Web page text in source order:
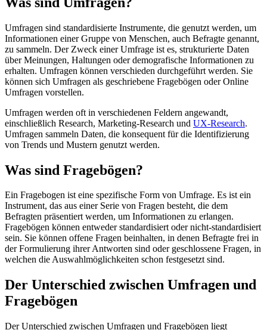
Umfragen sind standardisierte Instrumente, die genutzt werden, um
Informationen einer Gruppe von Menschen, auch Befragte genannt,
zu sammeln. Der Zweck einer Umfrage ist es, strukturierte Daten
über Meinungen, Haltungen oder demografische Informationen zu
erhalten. Umfragen können verschieden durchgeführt werden. Sie
können sich Umfragen als geschriebene Fragebögen oder Online
Umfragen vorstellen.
Umfragen werden oft in verschiedenen Feldern angewandt,
einschließlich Research, Marketing-Research und UX-Research.
Umfragen sammeln Daten, die konsequent für die Identifizierung
von Trends und Mustern genutzt werden.
Was sind Fragebögen?
Ein Fragebogen ist eine spezifische Form von Umfrage. Es ist ein
Instrument, das aus einer Serie von Fragen besteht, die dem
Befragten präsentiert werden, um Informationen zu erlangen.
Fragebögen können entweder standardisiert oder nicht-standardisiert
sein. Sie können offene Fragen beinhalten, in denen Befragte frei in
der Formulierung ihrer Antworten sind oder geschlossene Fragen, in
welchen die Auswahlmöglichkeiten schon festgesetzt sind.
Der Unterschied zwischen Umfragen und
Fragebögen
Der Unterschied zwischen Umfragen und Fragebögen liegt